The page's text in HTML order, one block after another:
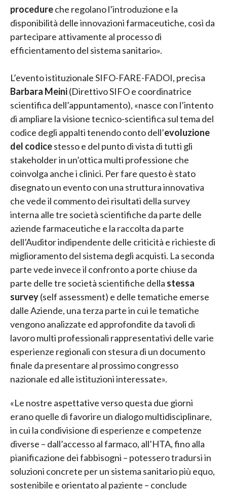
procedureche regolano l’introduzione e la
disponibilità delle innovazioni farmaceutiche, così da
partecipare attivamente al processo di
efficientamento del sistema sanitario».
L’evento istituzionale SIFO-FARE-FADOI, precisa
Barbara Meini(Direttivo SIFO e coordinatrice
scientifica dell’appuntamento), «nasce con l’intento
di ampliare la visione tecnico-scientifica sul tema del
codice degli appalti tenendo conto dell’evoluzione
del codicestesso e del punto di vista di tutti gli
stakeholder in un’ottica multi professione che
coinvolga anche i clinici. Per fare questo è stato
disegnato un evento con una struttura innovativa
che vede il commento dei risultati della survey
interna alle tre società scientifiche da parte delle
aziende farmaceutiche e la raccolta da parte
dell’Auditor indipendente delle criticità e richieste di
miglioramento del sistema degli acquisti. La seconda
parte vede invece il confronto a porte chiuse da
parte delle tre società scientifiche della stessa
survey(self assessment) e delle tematiche emerse
dalle Aziende, una terza parte in cui le tematiche
vengono analizzate ed approfondite da tavoli di
lavoro multi professionali rappresentativi delle varie
esperienze regionali con stesura di un documento
finale da presentare al prossimo congresso
nazionale ed alle istituzioni interessate».
«Le nostre aspettative verso questa due giorni
erano quelle di favorire un dialogo multidisciplinare,
in cui la condivisione di esperienze e competenze
diverse – dall’accesso al farmaco, all’HTA, fino alla
pianificazione dei fabbisogni – potessero tradursi in
soluzioni concrete per un sistema sanitario più equo,
sostenibile e orientato al paziente – conclude